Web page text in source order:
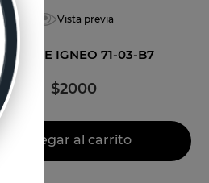
Vista previa
ESTUCHE IGNEO 71-03-B7
$2000
Agregar al carrito